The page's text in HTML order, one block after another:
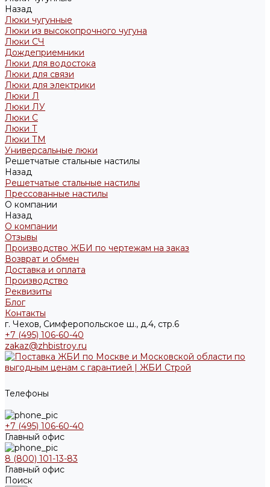
Назад
Люки чугунные
Люки из высокопрочного чугуна
Люки СЧ
Дождеприемники
Люки для водостока
Люки для связи
Люки для электрики
Люки Л
Люки ЛУ
Люки С
Люки Т
Люки ТМ
Универсальные люки
Решетчатые стальные настилы
Назад
Решетчатые стальные настилы
Прессованные настилы
О компании
Назад
О компании
Отзывы
Производство ЖБИ по чертежам на заказ
Возврат и обмен
Доставка и оплата
Производство
Реквизиты
Блог
Контакты
г. Чехов, Симферопольское ш., д.4, стр.6
+7 (495) 106-60-40
zakaz@zhbistroy.ru
Телефоны
+7 (495) 106-60-40
Главный офис
8 (800) 101-13-83
Главный офис
Поиск